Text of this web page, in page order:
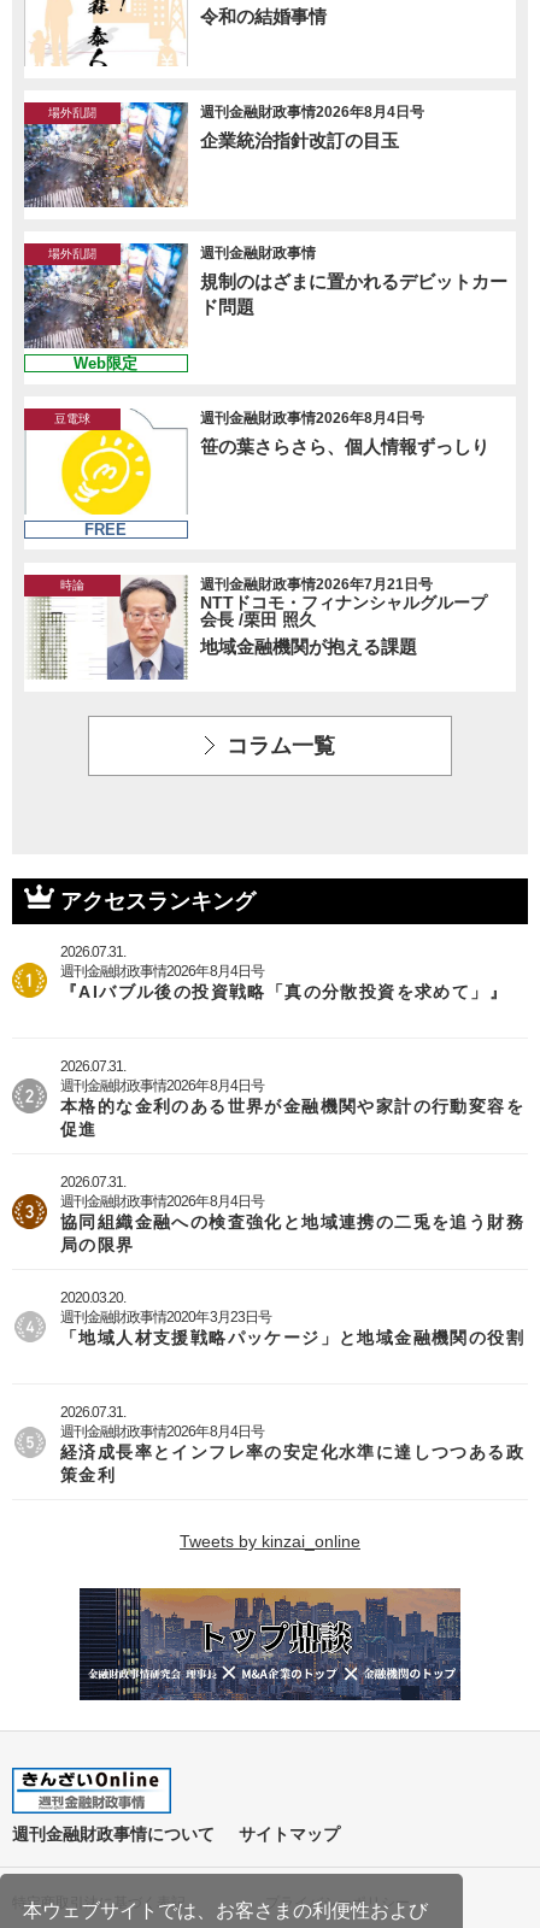
本ウェブサイトでは、お客さまの利便性および
令和の結婚事情
場外乱闘 週刊金融財政事情2026年8月4日号
企業統治指針改訂の目玉
場外乱闘
Web限定
週刊金融財政事情
規制のはざまに置かれるデビットカー
ド問題
豆電球
FREE
週刊金融財政事情2026年8月4日号
笹の葉さらさら、個人情報ずっしり
時論 週刊金融財政事情2026年7月21日号
NTTドコモ・フィナンシャルグループ
会長 /栗田 照久
地域金融機関が抱える課題
コラム一覧
アクセスランキング
2026.07.31.
週刊金融財政事情2026年8月4日号
『AIバブル後の投資戦略「真の分散投資を求めて」』
2026.07.31.
週刊金融財政事情2026年8月4日号
本格的な金利のある世界が金融機関や家計の行動変容を
促進
2026.07.31.
週刊金融財政事情2026年8月4日号
協同組織金融への検査強化と地域連携の二兎を追う財務
局の限界
2020.03.20.
週刊金融財政事情2020年3月23日号
「地域人材支援戦略パッケージ」と地域金融機関の役割
2026.07.31.
週刊金融財政事情2026年8月4日号
経済成長率とインフレ率の安定化水準に達しつつある政
策金利
Tweets by kinzai_online
週刊金融財政事情について サイトマップ
特定商取引法に基づく表記
プライバシーポリシー